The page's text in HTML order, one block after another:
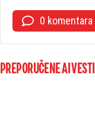
0 komentara
PREPORUČENE AI VESTI